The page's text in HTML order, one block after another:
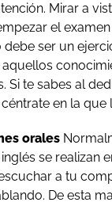
Mirar a
el
ser un
Si te sabes al
en la que
orales
se realizan
a tu
De esta